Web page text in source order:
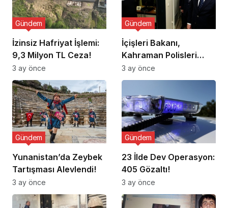
İzinsiz Hafriyat İşlemi:
9,3 Milyon TL Ceza!
Gündem
3 ay önce
İçişleri Bakanı,
Kahraman Polisleri
Ziyaret Etti
Gündem
3 ay önce
Yunanistan’da Zeybek
Tartışması Alevlendi!
Gündem
3 ay önce
23 İlde Dev Operasyon:
405 Gözaltı!
Gündem
3 ay önce